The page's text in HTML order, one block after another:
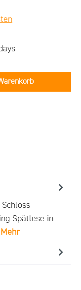
Wert
Spätlese in
Mehr